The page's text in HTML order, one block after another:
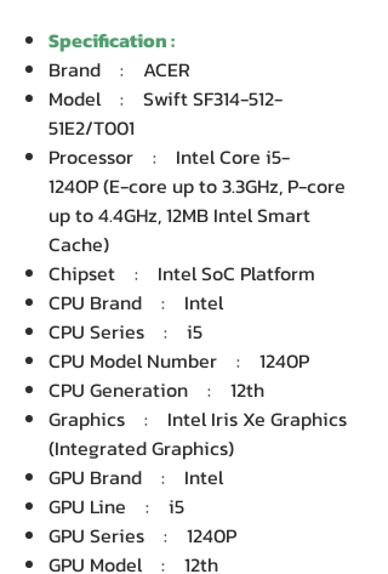
Specification :
Brand : ACER
Model : Swift SF314-512-
51E2/T001
Processor : Intel Core i5-
1240P (E-core up to 3.3GHz, P-core
up to 4.4GHz, 12MB Intel Smart
Cache)
Chipset : Intel SoC Platform
CPU Brand : Intel
CPU Series : i5
CPU Model Number : 1240P
CPU Generation : 12th
Graphics : Intel Iris Xe Graphics
(Integrated Graphics)
GPU Brand : Intel
GPU Line : i5
GPU Series : 1240P
GPU Model : 12th